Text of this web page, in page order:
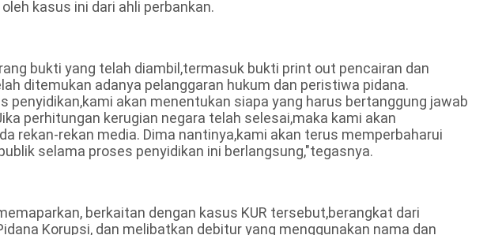
kasus ini dari ahli perbankan.
bukti yang telah diambil,termasuk bukti print out pencairan dan
ditemukan adanya pelanggaran hukum dan peristiwa pidana.
penyidikan,kami akan menentukan siapa yang harus bertanggung jawab
perhitungan kerugian negara telah selesai,maka kami akan
rekan-rekan media. Dima nantinya,kami akan terus memperbaharui
selama proses penyidikan ini berlangsung,"tegasnya.
berkaitan dengan kasus KUR tersebut,berangkat dari
Korupsi, dan melibatkan debitur yang menggunakan nama dan